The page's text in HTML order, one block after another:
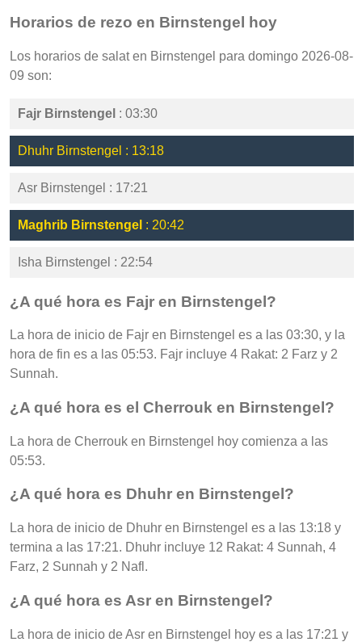
Horarios de rezo en Birnstengel hoy
Los horarios de salat en Birnstengel para domingo 2026-08-
09 son:
Fajr Birnstengel : 03:30
Dhuhr Birnstengel : 13:18
Asr Birnstengel : 17:21
Maghrib Birnstengel : 20:42
Isha Birnstengel : 22:54
¿A qué hora es Fajr en Birnstengel?
La hora de inicio de Fajr en Birnstengel es a las 03:30, y la
hora de fin es a las 05:53. Fajr incluye 4 Rakat: 2 Farz y 2
Sunnah.
¿A qué hora es el Cherrouk en Birnstengel?
La hora de Cherrouk en Birnstengel hoy comienza a las
05:53.
¿A qué hora es Dhuhr en Birnstengel?
La hora de inicio de Dhuhr en Birnstengel es a las 13:18 y
termina a las 17:21. Dhuhr incluye 12 Rakat: 4 Sunnah, 4
Farz, 2 Sunnah y 2 Nafl.
¿A qué hora es Asr en Birnstengel?
La hora de inicio de Asr en Birnstengel hoy es a las 17:21 y